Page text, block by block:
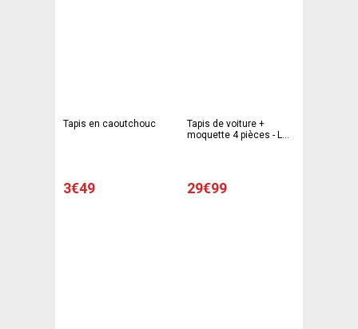
Tapis en caoutchouc
3€49
Tapis de voiture +
moquette 4 pièces - L
29€99